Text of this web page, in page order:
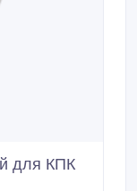
для КПК